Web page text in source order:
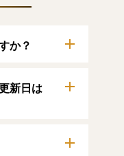
か？
新日は
にてご確認い